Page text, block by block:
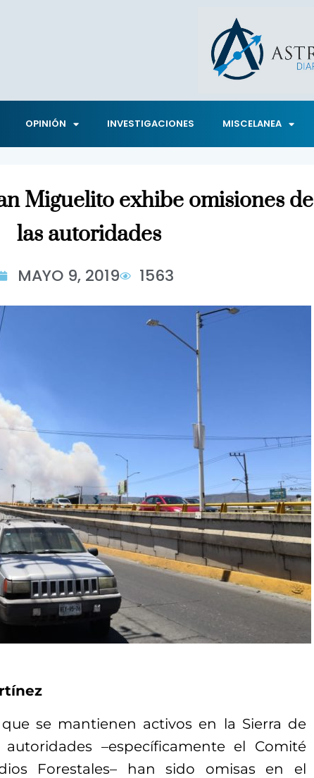
OPINIÓN INVESTIGACIONES MISCELANEA
Miguelito exhibe omisiones de
las autoridades
MAYO 9, 2019 1563
se mantienen activos en la Sierra de
–específicamente el Comité
Forestales– han sido omisas en el